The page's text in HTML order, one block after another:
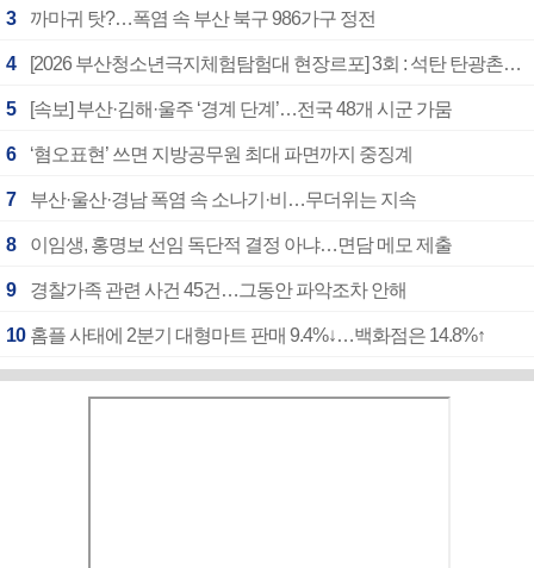
3 까마귀 탓?…폭염 속 부산 북구 986가구 정전
4 [2026 부산청소년극지체험탐험대 현장르포] 3회 : 석탄 탄광촌에서 북극 연구의 중심지로
5 [속보] 부산·김해·울주 ‘경계 단계’…전국 48개 시군 가뭄
6 ‘혐오표현’ 쓰면 지방공무원 최대 파면까지 중징계
7 부산·울산·경남 폭염 속 소나기·비…무더위는 지속
8 이임생, 홍명보 선임 독단적 결정 아냐…면담 메모 제출
9 경찰가족 관련 사건 45건…그동안 파악조차 안해
10 홈플 사태에 2분기 대형마트 판매 9.4%↓…백화점은 14.8%↑